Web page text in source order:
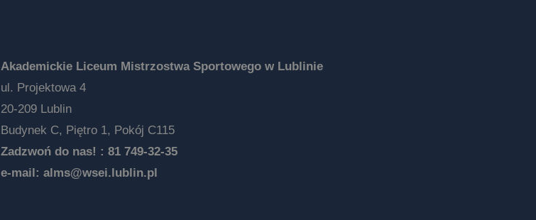
Akademickie Liceum Mistrzostwa Sportowego w Lublinie
ul. Projektowa 4
20-209 Lublin
Budynek C, Piętro 1, Pokój C115
Zadzwoń do nas! : 81 749-32-35
e-mail: alms@wsei.lublin.pl